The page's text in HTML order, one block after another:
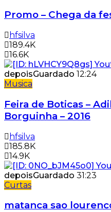
Promo – Chega da
hfsilva
189.4K
16.6K
depoisGuardado 12:24
Musica
Feira de Boticas –
Borguinha – 2016
hfsilva
185.8K
14.9K
depoisGuardado 31:23
Curtas
matanca sao